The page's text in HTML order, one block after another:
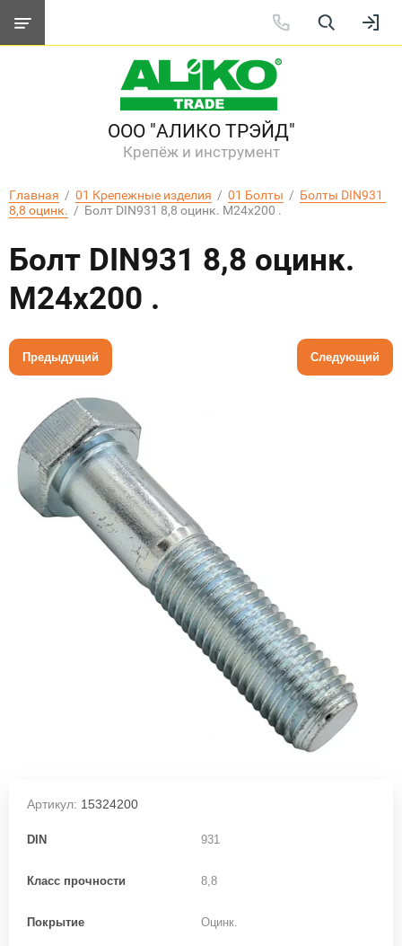
ООО "АЛИКО ТРЭЙД"
Крепёж и инструмент
Главная
  /
01 Крепежные изделия
  /
01 Болты
  /
Болты DIN931
8,8 оцинк.
  /  Болт DIN931 8,8 оцинк. М24х200 .
Болт DIN931 8,8 оцинк.
М24х200 .
Предыдущий Следующий
Артикул: 15324200
DIN 931
Класс прочности 8,8
Покрытие Оцинк.